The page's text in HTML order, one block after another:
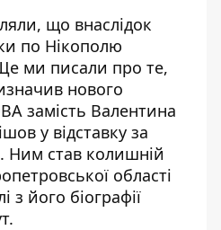
що внаслідок
по Нікополю
ми писали про те,
нового
замість Валентина
у відставку за
. Ним став колишній
області
з його біографії
.